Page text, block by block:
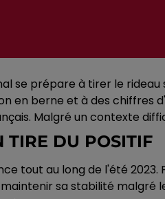
se prépare à tirer le
en berne et à des
Malgré un contexte
TIRE DU POSITIF
tout au long de l'été
sa stabilité malgré